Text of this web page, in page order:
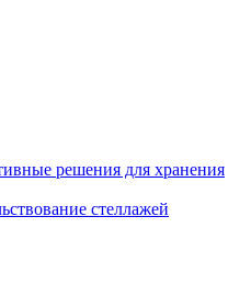
решения для хранения
стеллажей